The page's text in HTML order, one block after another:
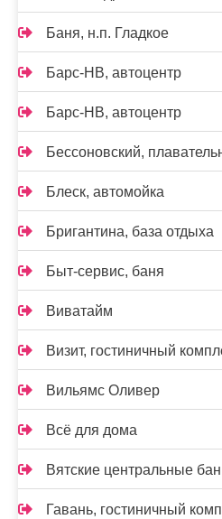
Баня, н.п. Гладкое
Барс-НВ, автоцентр
Барс-НВ, автоцентр
Бессоновский,
Блеск, автомойка
Бригантина, база отдыха
Быт-сервис, баня
Виватайм
Визит, гостиничный
Вильямс Оливер
Всё для дома
Вятские центральные
Гавань, гостиничный